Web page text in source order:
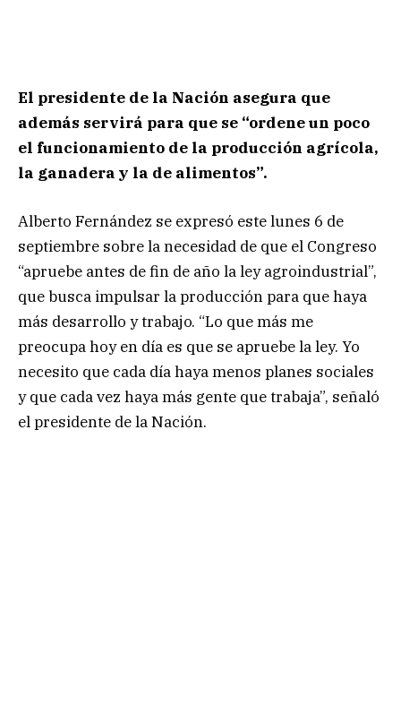
El presidente de la Nación asegura que
además servirá para que se “ordene un poco
el funcionamiento de la producción agrícola,
la ganadera y la de alimentos”.
Alberto Fernández se expresó este lunes 6 de
septiembre sobre la necesidad de que el Congreso
“apruebe antes de fin de año la ley agroindustrial”,
que busca impulsar la producción para que haya
más desarrollo y trabajo. “Lo que más me
preocupa hoy en día es que se apruebe la ley. Yo
necesito que cada día haya menos planes sociales
y que cada vez haya más gente que trabaja”, señaló
el presidente de la Nación.